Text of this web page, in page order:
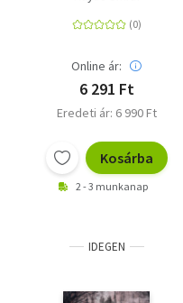
Online ár:
6 291 Ft
Eredeti ár: 6 990 Ft
Kosárba
2 - 3 munkanap
IDEGEN